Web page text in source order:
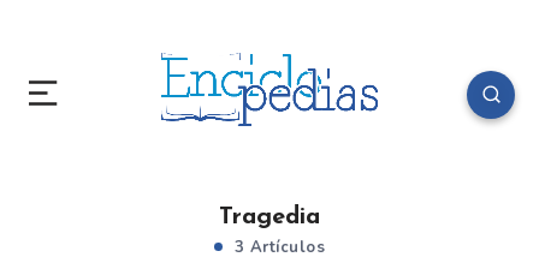
Tragedia
3 Artículos